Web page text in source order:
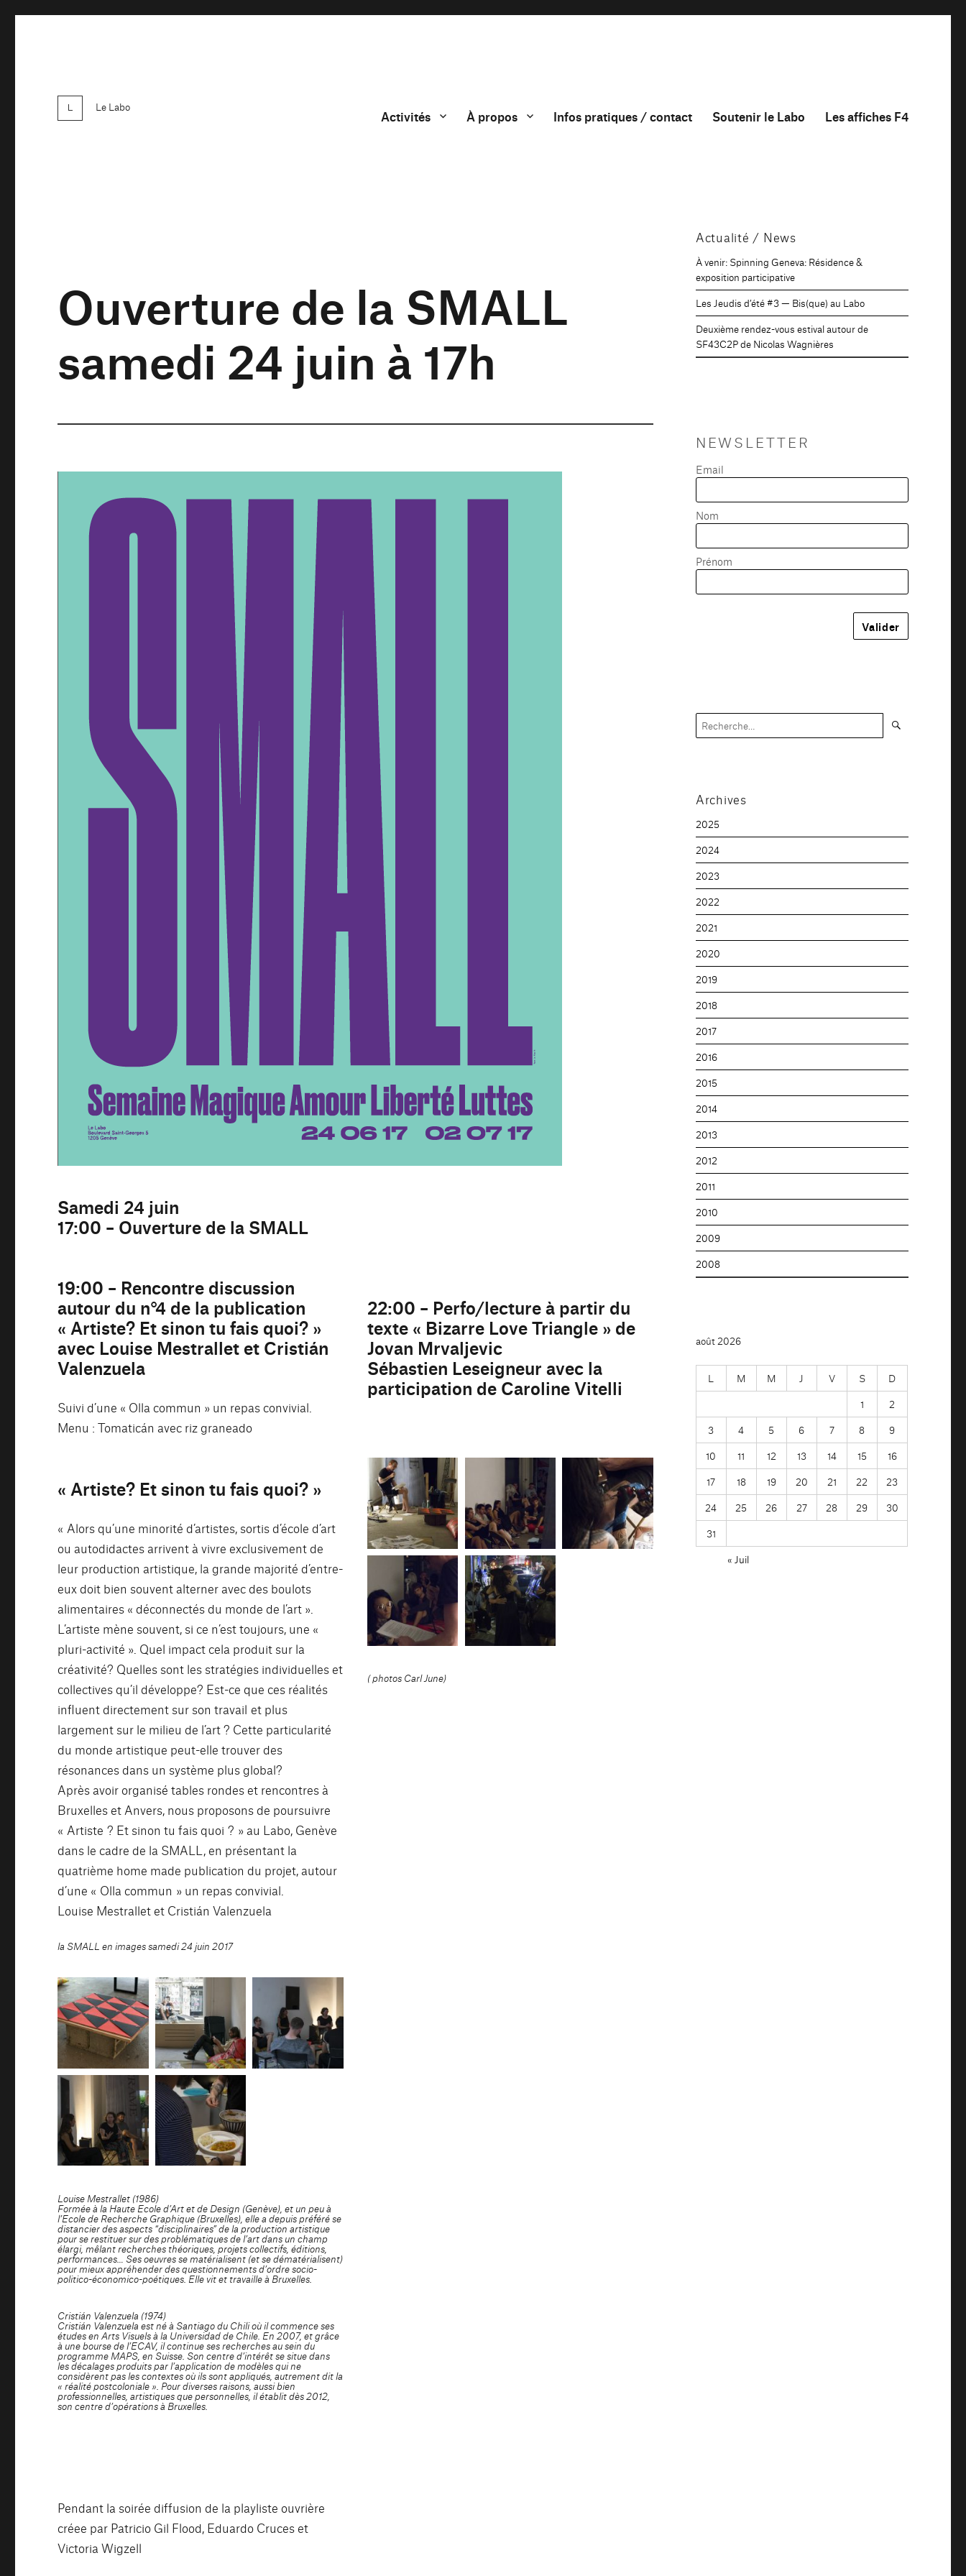
Le Labo
Activités À propos Infos pratiques / contact Soutenir le Labo Les affiches F4
Ouverture de la SMALL
samedi 24 juin à 17h
Samedi 24 juin
17:00 – Ouverture de la SMALL
19:00 – Rencontre discussion
autour du n°4 de la publication
« Artiste? Et sinon tu fais quoi? »
avec Louise Mestrallet et Cristián
Valenzuela
Suivi d’une « Olla commun » un repas convivial.
Menu : Tomaticán avec riz graneado
« Artiste? Et sinon tu fais quoi? »
« Alors qu’une minorité d’artistes, sortis d’école d’art
ou autodidactes arrivent à vivre exclusivement de
leur production artistique, la grande majorité d’entre-
eux doit bien souvent alterner avec des boulots
alimentaires « déconnectés du monde de l’art ».
L’artiste mène souvent, si ce n’est toujours, une «
pluri-activité ». Quel impact cela produit sur la
créativité? Quelles sont les stratégies individuelles et
collectives qu’il développe? Est-ce que ces réalités
influent directement sur son travail et plus
largement sur le milieu de l’art ? Cette particularité
du monde artistique peut-elle trouver des
résonances dans un système plus global?
Après avoir organisé tables rondes et rencontres à
Bruxelles et Anvers, nous proposons de poursuivre
« Artiste ? Et sinon tu fais quoi ? » au Labo, Genève
dans le cadre de la SMALL, en présentant la
quatrième home made publication du projet, autour
d’une « Olla commun » un repas convivial.
Louise Mestrallet et Cristián Valenzuela
la SMALL en images samedi 24 juin 2017
Louise Mestrallet (1986)
Formée à la Haute Ecole d’Art et de Design (Genève), et un peu à
l’Ecole de Recherche Graphique (Bruxelles), elle a depuis préféré se
distancier des aspects “disciplinaires” de la production artistique
pour se restituer sur des problématiques de l’art dans un champ
élargi, mêlant recherches théoriques, projets collectifs, éditions,
performances… Ses oeuvres se matérialisent (et se dématérialisent)
pour mieux appréhender des questionnements d’ordre socio-
politico-économico-poétiques. Elle vit et travaille à Bruxelles.
Cristián Valenzuela (1974)
Cristián Valenzuela est né à Santiago du Chili où il commence ses
études en Arts Visuels à la Universidad de Chile. En 2007, et grâce
à une bourse de l’ECAV, il continue ses recherches au sein du
programme MAPS, en Suisse. Son centre d’intérêt se situe dans
les décalages produits par l’application de modèles qui ne
considèrent pas les contextes où ils sont appliqués, autrement dit la
« réalité postcoloniale ». Pour diverses raisons, aussi bien
professionnelles, artistiques que personnelles, il établit dès 2012,
son centre d’opérations à Bruxelles.
Pendant la soirée diffusion de la playliste ouvrière
créee par Patricio Gil Flood, Eduardo Cruces et
Victoria Wigzell
22:00 – Perfo/lecture à partir du
texte « Bizarre Love Triangle » de
Jovan Mrvaljevic
Sébastien Leseigneur avec la
participation de Caroline Vitelli
( photos Carl June)
Actualité / News
À venir: Spinning Geneva: Résidence &
exposition participative
Les Jeudis d’été #3 — Bis(que) au Labo
Deuxième rendez-vous estival autour de
SF43C2P de Nicolas Wagnières
NEWSLETTER
Email
Nom
Prénom
Recherche
pour :
Archives
2025
2024
2023
2022
2021
2020
2019
2018
2017
2016
2015
2014
2013
2012
2011
2010
2009
2008
août 2026
L M M J V S
D
1
2
3
4 5 6 7 8
9
10
11 12 13 14 15
16
17
18 19 20 21 22
23
24
25 26 27 28 29
30
31
« Juil